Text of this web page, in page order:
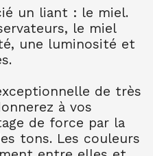
€ TTC
FINE TUBE 10 ML
TTC
FINE TUBE 10 ML
341
€ TTC
FINE TUBE 10 ML
395
un liant : le miel.
le miel
une luminosité et
de très
à vos
de force par la
tons. Les couleurs